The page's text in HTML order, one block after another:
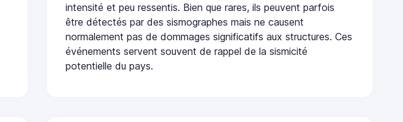
intensité et peu ressentis. Bien que rares, ils peuvent parfois
être détectés par des sismographes mais ne causent
normalement pas de dommages significatifs aux structures. Ces
événements servent souvent de rappel de la sismicité
potentielle du pays.